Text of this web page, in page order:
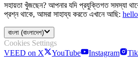
সহায়তা খুঁজছেন? আপনার যদি প্রযুক্তিগত সমস্যা
প্রশ্ন থাকে, আমরা সাহায্য করতে এখানে আছি:
বাংলা (বাংলাদেশ)
Cookies Settings
VEED on X
YouTube Instagram